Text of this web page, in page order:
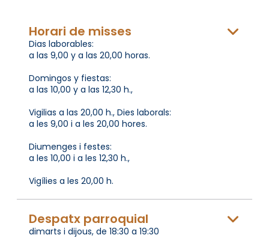
Horari de misses
Dias laborables:
a las 9,00 y a las 20,00 horas.
Domingos y fiestas:
a las 10,00 y a las 12,30 h.,
Vigilias a las 20,00 h., Dies laborals:
a les 9,00 i a les 20,00 hores.
Diumenges i festes:
a les 10,00 i a les 12,30 h.,
Vigílies a les 20,00 h.
Despatx parroquial
dimarts i dijous, de 18:30 a 19:30